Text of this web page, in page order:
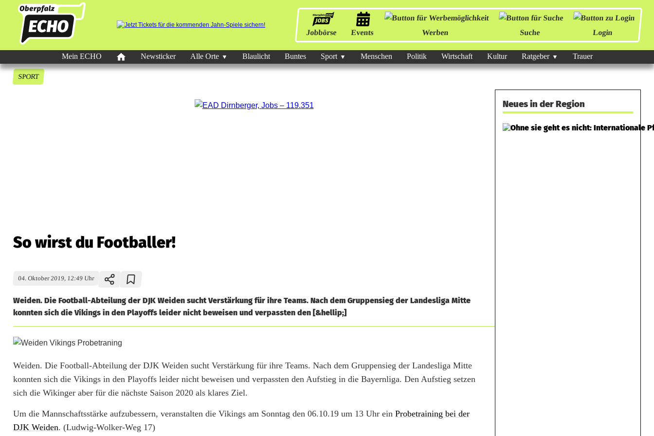
Jobbörse Events Werben Suche Login
Mein ECHO Newsticker Alle Orte Blaulicht Buntes Sport Menschen Politik Wirtschaft Kultur Ratgeber Trauer
SPORT
So wirst du Footballer!
04. Oktober 2019, 12:49 Uhr
Weiden. Die Football-Abteilung der DJK Weiden sucht Verstärkung für ihre Teams. Nach dem Gruppensieg der Landesliga Mitte
konnten sich die Vikings in den Playoffs leider nicht beweisen und verpassten den [&hellip;]
S
o
w
r
Weiden. Die Football-Abteilung der DJK Weiden sucht Verstärkung für ihre Teams. Nach dem Gruppensieg der Landesliga Mitte
konnten sich die Vikings in den Playoffs leider nicht beweisen und verpassten den Aufstieg in die Bayernliga. Den Aufstieg setzen
sich die Wikinger aber für die nächste Saison 2020 als klares Ziel.
Um die Mannschaftsstärke aufzubessern, veranstalten die Vikings am Sonntag den 06.10.19 um 13 Uhr ein Probetraining bei der
DJK Weiden. (Ludwig-Wolker-Weg 17)
Neues in der Region